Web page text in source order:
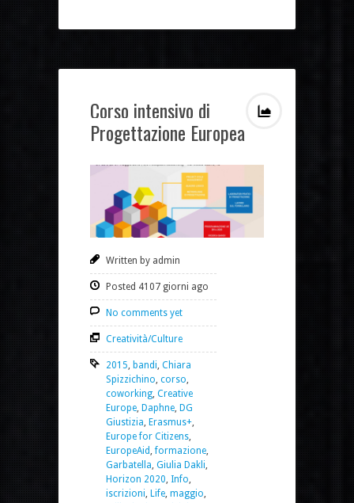
Corso intensivo di
Progettazione Europea
Written by admin
Posted 4107 giorni ago
No comments yet
Creatività/Culture
2015, bandi, Chiara
Spizzichino, corso,
coworking, Creative
Europe, Daphne, DG
Giustizia, Erasmus+,
Europe for Citizens,
EuropeAid ,formazione,
Garbatella, Giulia Dakli,
Horizon 2020, Info,
iscrizioni, Life, maggio,